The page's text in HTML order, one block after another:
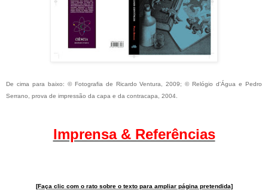
De cima para baixo: © Fotografia de Ricardo Ventura, 2009; © Relógio d'Água e Pedro
Serrano, prova de impressão da capa e da contracapa, 2004.
Imprensa & Referências
[Faça clic com o rato sobre o texto para ampliar página pretendida]